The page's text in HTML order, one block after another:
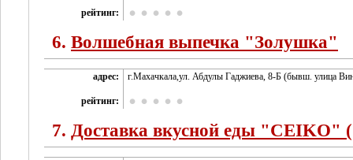
рейтинг:
6. Волшебная выпечка "Золушка"
адрес: г.Махачкала,ул. Абдулы Гаджиева, 8-Б (бывш. улица
рейтинг:
7. Доставка вкусной еды "CEIKO"